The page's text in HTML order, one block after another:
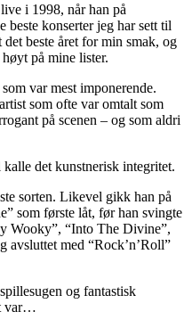
i 1998, når han på
beste konserter jeg har sett til
beste året for min smak, og
på mine lister.
var mest imponerende.
som ofte var omtalt som
på scenen – og som aldri
det kunstnerisk integritet.
sorten. Likevel gikk han på
som første låt, før han svingte
Wooky”, “Into The Divine”,
med “Rock’n’Roll”
og fantastisk
var…